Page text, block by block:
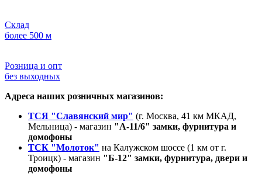
Склад
более 500 м
Розница и опт
без выходных
Адреса наших розничных магазинов:
ТСЯ "Славянский мир" (г. Москва, 41 км МКАД,
Мельница) - магазин "А-11/6" замки, фурнитура и
домофоны
ТСК "Молоток" на Калужском шоссе (1 км от г.
Троицк) - магазин "Б-12" замки, фурнитура, двери и
домофоны